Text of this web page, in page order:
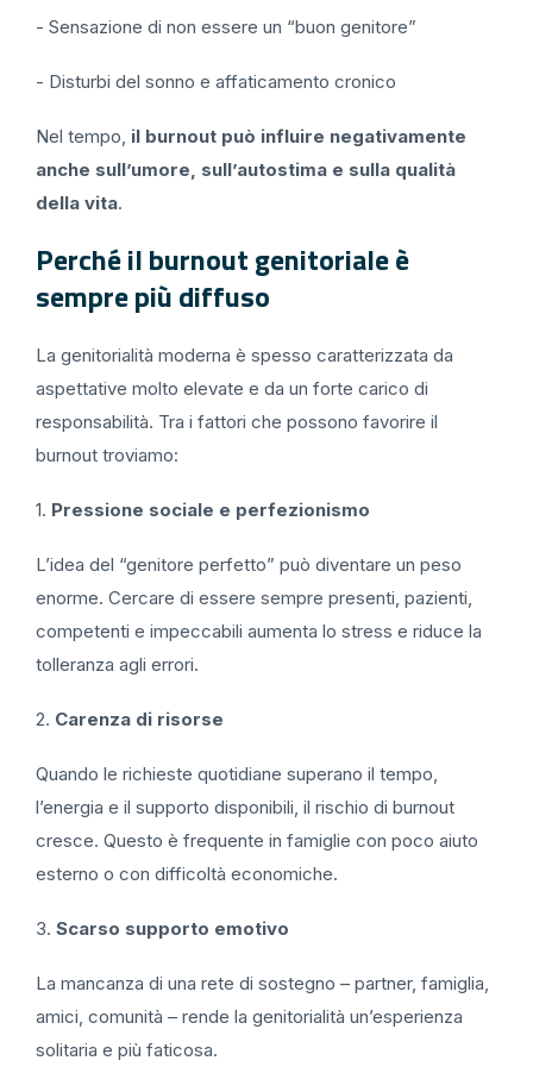
- Sensazione di non essere un “buon genitore”
- Disturbi del sonno e affaticamento cronico
Nel tempo, il burnout può influire negativamente
anche sull’umore, sull’autostima e sulla qualità
della vita.
Perché il burnout genitoriale è
sempre più diffuso
La genitorialità moderna è spesso caratterizzata da
aspettative molto elevate e da un forte carico di
responsabilità. Tra i fattori che possono favorire il
burnout troviamo:
1. Pressione sociale e perfezionismo
L’idea del “genitore perfetto” può diventare un peso
enorme. Cercare di essere sempre presenti, pazienti,
competenti e impeccabili aumenta lo stress e riduce la
tolleranza agli errori.
2. Carenza di risorse
Quando le richieste quotidiane superano il tempo,
l’energia e il supporto disponibili, il rischio di burnout
cresce. Questo è frequente in famiglie con poco aiuto
esterno o con difficoltà economiche.
3. Scarso supporto emotivo
La mancanza di una rete di sostegno – partner, famiglia,
amici, comunità – rende la genitorialità un’esperienza
solitaria e più faticosa.